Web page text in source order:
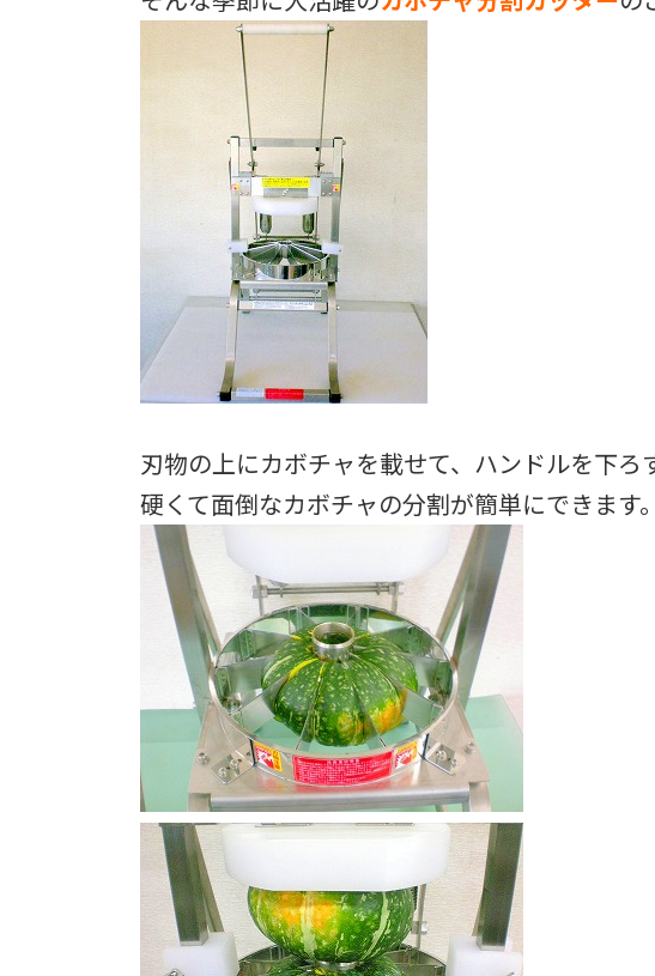
刃物の上にカボチャを載せて、ハンドルを下ろ
硬くて面倒なカボチャの分割が簡単にできます。